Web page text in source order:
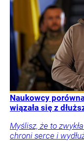
Naukowcy
wiązała się z
Myślisz, że to
chroni serce i